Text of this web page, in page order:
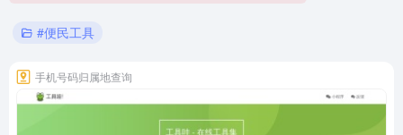
#便民工具
手机号码归属地查询